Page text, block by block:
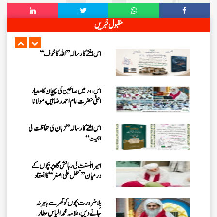
مقبول خبریں
اس ہفتے کا رسالہ ”اللہ کا خوف“
اس دور میں صالحین کی پہچان کا معیار
اعلیٰ حضر ت امام احمد رضا ہیں، مولانا
اہمیت“
درمیان” محفل علی اصغر “کا انعقاد
جانے دیں، علامہ محمد الیاس عطار
قادری
مدنی پھول (قسط:01)“